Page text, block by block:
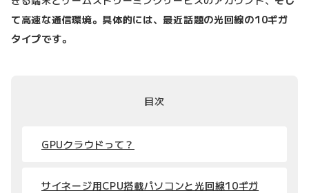
て高速な通信環境。具体的には、最近話題の光回線の10ギガ
タイプです。
目次
GPUクラウドって？
サイネージ用CPU搭載パソコンと光回線10ギガ